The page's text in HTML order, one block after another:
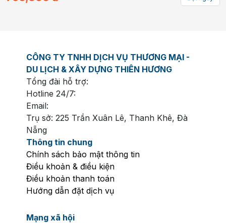
CÔNG TY TNHH DỊCH VỤ THƯƠNG MẠI -
DU LỊCH & XÂY DỰNG THIÊN HƯƠNG
Tổng đài hỗ trợ:
Hotline 24/7:
Email:
Trụ sở: 225 Trần Xuân Lê, Thanh Khê, Đà
Nẵng
Thông tin chung
Chính sách bảo mật thông tin
Điều khoản & điều kiện
Điều khoản thanh toán
Hướng dẫn đặt dịch vụ
Mạng xã hội